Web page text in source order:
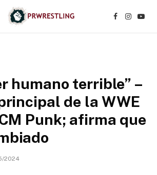
Facebook
humano terrible” –
de la WWE
Punk; afirma que
2024